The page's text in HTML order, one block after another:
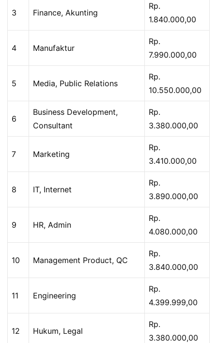
3 Finance, Akunting
Rp.
1.840.000,00
4 Manufaktur
Rp.
7.990.000,00
5 Media, Public Relations
Rp.
10.550.000,00
6
Business Development,
Consultant
Rp.
3.380.000,00
7 Marketing
Rp.
3.410.000,00
8 IT, Internet
Rp.
3.890.000,00
9 HR, Admin
Rp.
4.080.000,00
10 Management Product, QC
Rp.
3.840.000,00
11 Engineering
Rp.
4.399.999,00
12 Hukum, Legal
Rp.
3.380.000,00